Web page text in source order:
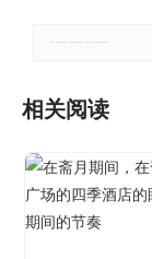
相关阅读